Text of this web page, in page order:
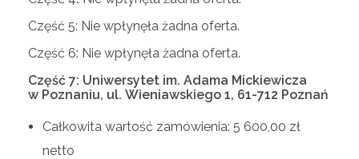
Część 5: Nie wpłynęła żadna oferta.
Część 6: Nie wpłynęła żadna oferta.
Część 7: Uniwersytet im. Adama Mickiewicza
w Poznaniu, ul. Wieniawskiego 1, 61-712 Poznań
Całkowita wartość zamówienia: 5 600,00 zł
netto